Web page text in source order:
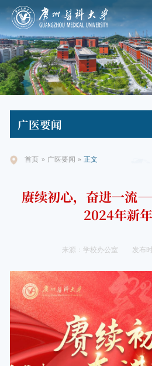
广医要闻
首页 » 广医要闻 » 正文
赓续初心，奋进一流
2024年新
来源：学校办公室 发布